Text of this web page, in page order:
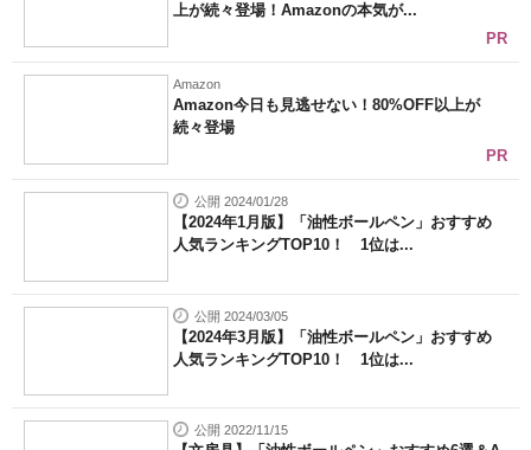
上が続々登場！Amazonの本気が...
PR
Amazon
Amazon今日も見逃せない！80%OFF以上が
続々登場
PR
公開 2024/01/28
【2024年1月版】「油性ボールペン」おすすめ
人気ランキングTOP10！ 1位は...
公開 2024/03/05
【2024年3月版】「油性ボールペン」おすすめ
人気ランキングTOP10！ 1位は...
公開 2022/11/15